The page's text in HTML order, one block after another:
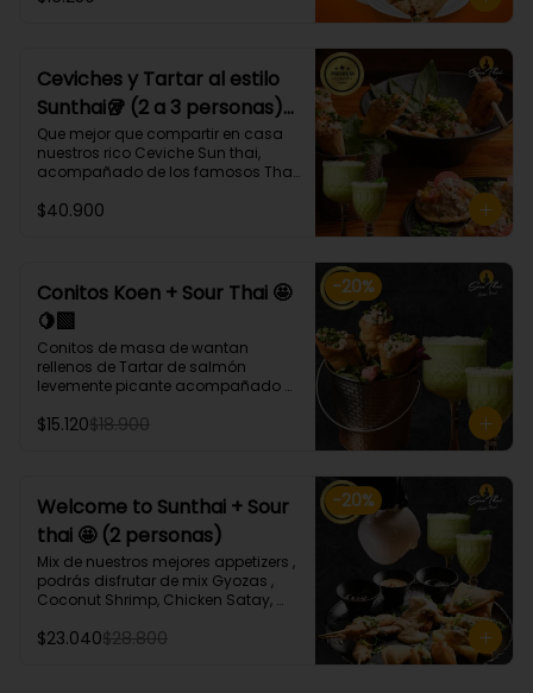
Ceviches y Tartar al estilo
Sunthai🥡 (2 a 3 personas)
🐙🐟🍤
Que mejor que compartir en casa
nuestros rico Ceviche Sun thai,
acompañado de los famosos Tha
de nuestro gran Sour thai.
de atún, pulpo, camarón, cebolla
morada, apio, pimentón, cilantro,
leche de tigre, acompañado de
calamares apanados en panko y
coco.)🌶️
* Tha ko (3 unidades) (Taquitos de
masa de wantan con un mix de
tártaro atún, bañados en
chalaquita en ají amarillo y
(Conitos de masa de wantan
rellenos de
Tartar de salmón levemente
picante.)
* 1 Porción Sour thai (Pisco de 35°,
leche de coco, albahaca, jengibre.
jugo de limón)
$40.900
-20%
Conitos Koen + Sour Thai 🤩
🍋‍🟩
Conitos de masa de wantan
rellenos de Tartar de salmón
levemente picante acompañado
Unidades)
$15.120$18.900
-20%
Welcome to Sunthai + Sour
thai 🤩 (2 personas)
Mix de nuestros mejores appetizers ,
podrás disfrutar de mix Gyozas ,
Coconut Shrimp, Chicken Satay,
Mongolianas, papas fritas en salsa
$23.040$28.800